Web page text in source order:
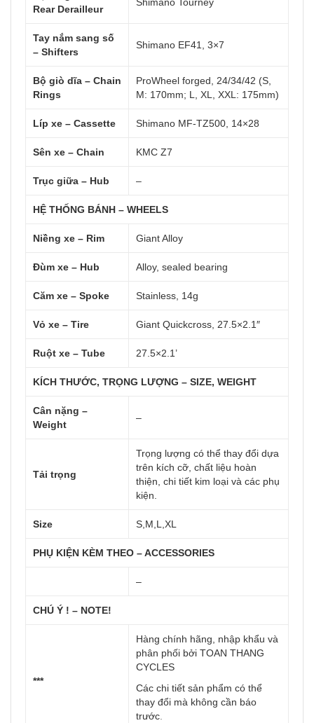
Rear Derailleur
Shimano Tourney
Tay nắm sang số
– Shifters
Shimano EF41, 3×7
Bộ giò dĩa – Chain
Rings
ProWheel forged, 24/34/42 (S,
M: 170mm; L, XL, XXL: 175mm)
Líp xe – Cassette Shimano MF-TZ500, 14×28
Sên xe – Chain KMC Z7
Trục giữa – Hub –
HỆ THỐNG BÁNH – WHEELS
Niềng xe – Rim Giant Alloy
Đùm xe – Hub Alloy, sealed bearing
Căm xe – Spoke Stainless, 14g
Vỏ xe – Tire Giant Quickcross, 27.5×2.1″
Ruột xe – Tube 27.5×2.1’
KÍCH THƯỚC, TRỌNG LƯỢNG – SIZE, WEIGHT
Cân nặng –
Weight
–
Tải trọng
Trọng lượng có thể thay đổi dựa
trên kích cỡ, chất liệu hoàn
thiện, chi tiết kim loại và các phụ
kiện.
Size S,M,L,XL
PHỤ KIỆN KÈM THEO – ACCESSORIES
–
CHÚ Ý ! – NOTE!
***
Hàng chính hãng, nhập khẩu và
phân phối bởi TOAN THANG
CYCLES
Các chi tiết sản phẩm có thể
thay đổi mà không cần báo
trước.